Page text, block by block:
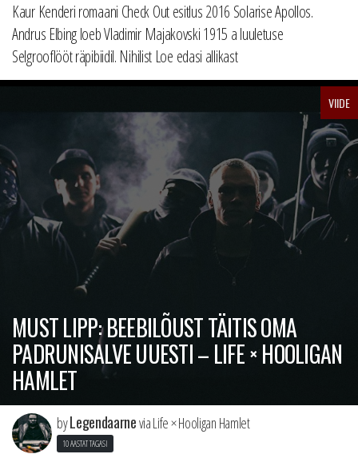
Kaur Kenderi romaani Check Out esitlus 2016 Solarise Apollos.
Andrus Elbing loeb Vladimir Majakovski 1915 a luuletuse
Selgrooflööt räpibiidil. Nihilist Loe edasi allikast
VIIDE
MUST LIPP: BEEBILÕUST TÄITIS OMA
PADRUNISALVE UUESTI – LIFE × HOOLIGAN
HAMLET
byLegendaarnevia Life × Hooligan Hamlet
10 AASTAT TAGASI